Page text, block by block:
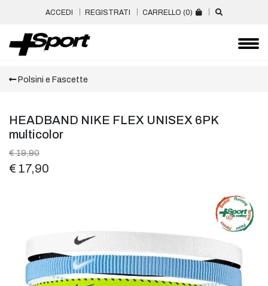
ACCEDI REGISTRATI CARRELLO (0)
Polsini e Fascette
HEADBAND NIKE FLEX UNISEX 6PK
multicolor
€ 19,90
€ 17,90